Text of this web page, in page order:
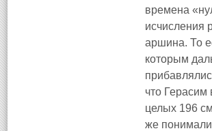
времена
исчисления
аршина. То
которым
что Герасим
целых 196
же понимали